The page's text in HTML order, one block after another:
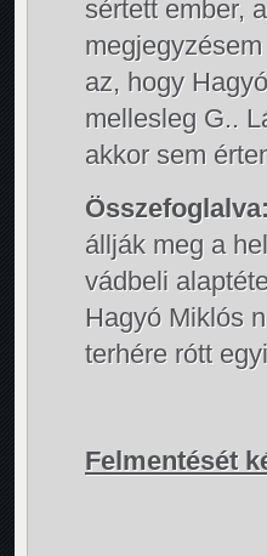
sértett ember,
az, hogy
mellesleg G..
akkor sem
állják meg a
vádbeli
Hagyó Miklós
terhére rótt
Felmentését